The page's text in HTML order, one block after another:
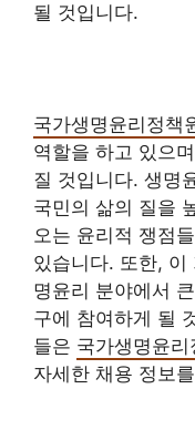
될 것입니다.
국가생명윤리정책
역할을 하고 있으
질 것입니다. 생명
국민의 삶의 질을
오는 윤리적 쟁점
있습니다. 또한, 이
명윤리 분야에서
구에 참여하게 될
들은 국가생명윤리
자세한 채용 정보